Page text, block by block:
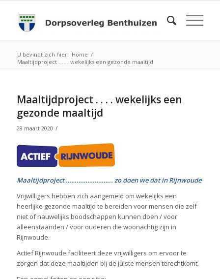
U bevindt zich hier: Home /
Maaltijdproject . . . . wekelijks een gezonde maaltijd
Maaltijdproject . . . . wekelijks een
gezonde maaltijd
28 maart 2020 /
Maaltijdproject …………………….. zo doen we dat in Rijnwoude
Vrijwilligers hebben zich aangemeld om wekelijks een
heerlijke gezonde maaltijd te bereiden voor mensen die zelf
niet of nauwelijks boodschappen kunnen doen / voor
alleenstaanden / voor ouderen die woonachtig zijn in
Rijnwoude.
Actief Rijnwoude faciliteert deze vrijwilligers om ervoor te
zorgen dat deze maaltijden bij de juiste mensen terechtkomt.